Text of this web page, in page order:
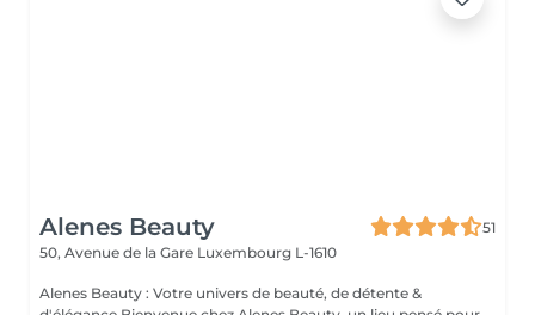
Alenes Beauty
51
50, Avenue de la Gare Luxembourg L-1610
Alenes Beauty : Votre univers de beauté, de détente &